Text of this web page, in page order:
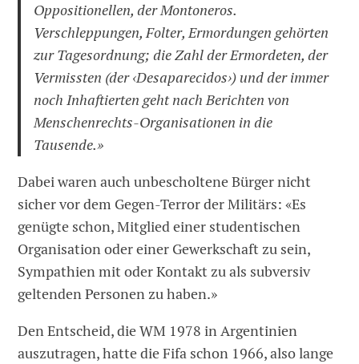
Oppositionellen, der Montoneros.
Verschleppungen, Folter, Ermordungen gehörten
zur Tagesordnung; die Zahl der Ermordeten, der
Vermissten (der ‹Desaparecidos›) und der immer
noch Inhaftierten geht nach Berichten von
Menschenrechts-Organisationen in die
Tausende.»
Dabei waren auch unbescholtene Bürger nicht
sicher vor dem Gegen-Terror der Militärs: «Es
genügte schon, Mitglied einer studentischen
Organisation oder einer Gewerkschaft zu sein,
Sympathien mit oder Kontakt zu als subversiv
geltenden Personen zu haben.»
Den Entscheid, die WM 1978 in Argentinien
auszutragen, hatte die Fifa schon 1966, also lange